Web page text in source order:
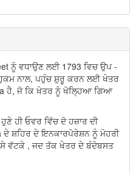
ਨੂੰ ਵਧਾਉਣ ਲਈ 1793 ਵਿਚ ਉਪ -
ਨਾਲ, ਪਹੁੰਚ ਸ਼ੁਰੂ ਕਰਨ ਲਈ ਖੇਤਰ
ਹੈ, ਜੋ ਕਿ ਖੇਤਰ ਨੂੰ ਖੋਲ੍ਹਿਆ ਗਿਆ
ਹੀ ਓਵਰ ਵਿੱਚ ਦੋ ਹਜ਼ਾਰ ਦੀ
ਦੇ ਸ਼ਹਿਰ ਦੇ ਇਨਕਾਰਪੋਰੇਸ਼ਨ ਨੂੰ ਮੋਹਰੀ
ਵੱਟਕੇ , ਜਦ ਤੱਕ ਖੇਤਰ ਦੇ ਬੰਦੋਬਸਤ